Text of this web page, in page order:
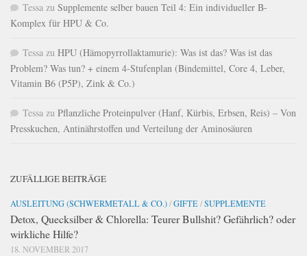
Tessa zu Supplemente selber bauen Teil 4: Ein individueller B-
Komplex für HPU & Co.
Tessa zu HPU (Hämopyrrollaktamurie): Was ist das? Was ist das
Problem? Was tun? + einem 4-Stufenplan (Bindemittel, Core 4, Leber,
Vitamin B6 (P5P), Zink & Co.)
Tessa zu Pflanzliche Proteinpulver (Hanf, Kürbis, Erbsen, Reis) – Von
Presskuchen, Antinährstoffen und Verteilung der Aminosäuren
ZUFÄLLIGE BEITRÄGE
AUSLEITUNG (SCHWERMETALL & CO.)/GIFTE/SUPPLEMENTE
Detox, Quecksilber & Chlorella: Teurer Bullshit? Gefährlich? oder
wirkliche Hilfe?
18. NOVEMBER 2017